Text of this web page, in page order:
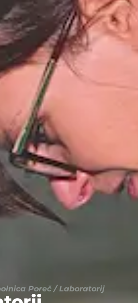
Poreč / Laboratorij